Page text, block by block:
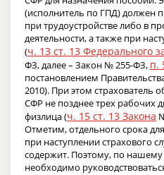
(исполнитель по ГПД) должен
при трудоустройстве либо в
деятельности, а также при
(ч. 13 ст. 13 Федерального
ФЗ, далее – Закон № 255-ФЗ, п.
постановлением
2010). При этом страхователь
СФР не позднее трех рабочих
физлица (ч. 15 ст. 13 Закона
Отметим, отдельного срока
при наступлении страхового
содержит. Поэтому, по
необходимо